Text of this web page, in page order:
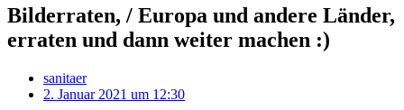
Bilderraten, / Europa und andere Länder,
erraten und dann weiter machen :)
sanitaer
2. Januar 2021 um 12:30